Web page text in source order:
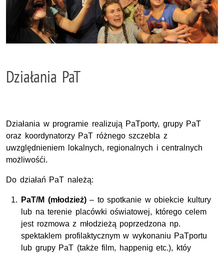
Działania PaT
Działania w programie realizują PaTporty, grupy PaT
oraz koordynatorzy PaT różnego szczebla z
uwzględnieniem lokalnych, regionalnych i centralnych
możliwośći.
Do działań PaT należą:
PaT/M (młodzież)– to spotkanie w obiekcie kultury
lub na terenie placówki oświatowej, którego celem
jest rozmowa z młodzieżą poprzedzona np.
spektaklem profilaktycznym w wykonaniu PaTportu
lub grupy PaT (także film, happenig etc.), któy